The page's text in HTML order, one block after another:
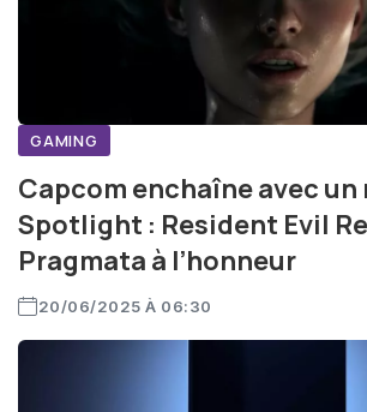
GAMING
Capcom enchaîne avec un
Spotlight : Resident Evil
Pragmata à l’honneur
20/06/2025 À 06:30